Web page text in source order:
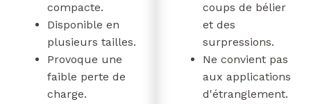
compacte.
Disponible en
plusieurs tailles.
Provoque une
faible perte de
charge.
coups de bélier
et des
surpressions.
Ne convient pas
aux applications
d'étranglement.